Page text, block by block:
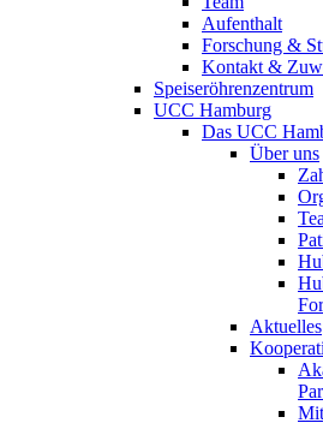
Aufenthalt
Forschung &
Kontakt &
Speiseröhrenzentrum
UCC Hamburg
Das UCC
Über uns
Aktuelles